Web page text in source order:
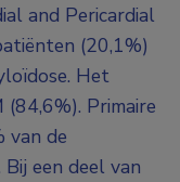
and Pericardial
(20,1%)
Het
Primaire
van de
een deel van